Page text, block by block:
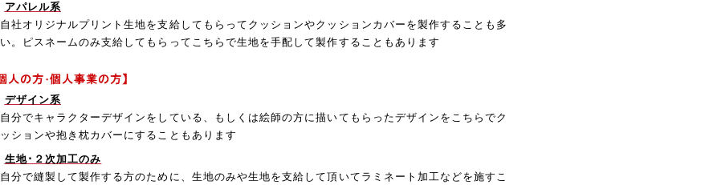
アパレル系
自社オリジナルプリント生地を支給してもらってクッションやクッションカバーを製作することも多
い。ピスネームのみ支給してもらってこちらで生地を手配して製作することもあります
デザイン系
自分でキャラクターデザインをしている、もしくは絵師の方に描いてもらったデザインをこちらでク
ッションや抱き枕カバーにすることもあります
生地･２次加工のみ
自分で縫製して製作する方のために、生地のみや生地を支給して頂いてラミネート加工などを施すこ